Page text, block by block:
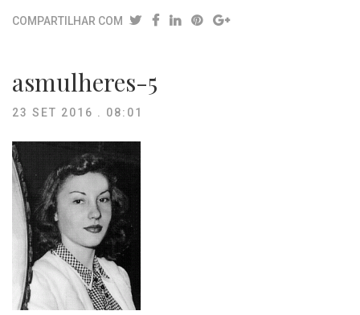
COMPARTILHAR COM
asmulheres-5
23 SET 2016 . 08:01